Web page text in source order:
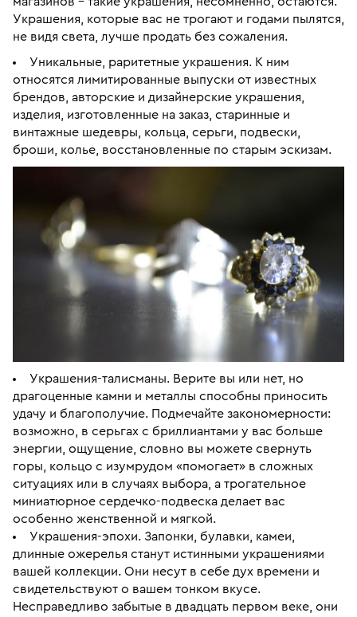
Украшения, которые вас не трогают и годами пылятся,
не видя света, лучше продать без сожаления.
Уникальные, раритетные украшения. К ним
относятся лимитированные выпуски от известных
брендов, авторские и дизайнерские украшения,
изделия, изготовленные на заказ, старинные и
винтажные шедевры, кольца, серьги, подвески,
броши, колье, восстановленные по старым эскизам.
Украшения-талисманы. Верите вы или нет, но
драгоценные камни и металлы способны приносить
удачу и благополучие. Подмечайте закономерности:
возможно, в серьгах с бриллиантами у вас больше
энергии, ощущение, словно вы можете свернуть
горы, кольцо с изумрудом «помогает» в сложных
ситуациях или в случаях выбора, а трогательное
миниатюрное сердечко-подвеска делает вас
особенно женственной и мягкой.
Украшения-эпохи. Запонки, булавки, камеи,
длинные ожерелья станут истинными украшениями
вашей коллекции. Они несут в себе дух времени и
свидетельствуют о вашем тонком вкусе.
Несправедливо забытые в двадцать первом веке, они